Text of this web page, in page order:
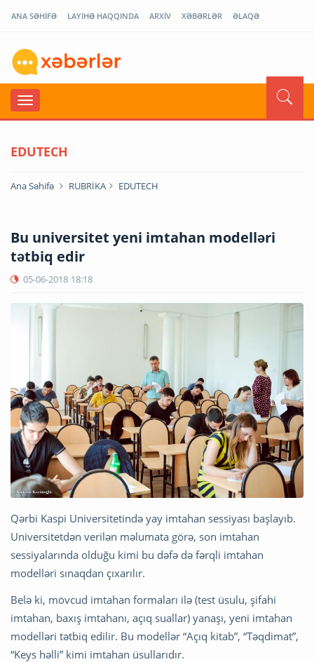
ANA SƏHİFƏ LAYİHƏ HAQQINDA ARXİV XƏBƏRLƏR ƏLAQƏ
EDUTECH
Ana Səhifə RUBRİKA EDUTECH
Bu universitet yeni imtahan modelləri
tətbiq edir
05-06-2018 18:18
Qərbi Kaspi Universitetində yay imtahan sessiyası başlayıb.
Universitetdən verilən məlumata görə, son imtahan
sessiyalarında olduğu kimi bu dəfə də fərqli imtahan
modelləri sınaqdan çıxarılır.
Belə ki, mövcud imtahan formaları ilə (test üsulu, şifahi
imtahan, baxış imtahanı, açıq suallar) yanaşı, yeni imtahan
modelləri tətbiq edilir. Bu modellər “Açıq kitab”, “Təqdimat”,
“Keys həlli” kimi imtahan üsullarıdır.